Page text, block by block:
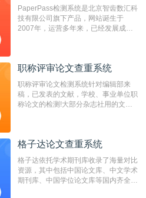
费用少，上手容易，是学生初次论文查
重的推荐系统。
PaperPass检测系统是北京智齿数汇科
技有限公司旗下产品，网站诞生于
2007年，运营多年来，已经发展成为
检测速度快、精度高，市场反映良好。
职称评审论文查重系统
职称评审论文检测系统针对编辑部来
稿，已发表的文献，学校、事业单位职
称论文的检测!大部分杂志社用的文献
编辑部检测来稿和已发表的文献,检测
测时注意填写第一作者,才能排除已发
表文献复制比。（限制字符数1万）
格子达论文查重系统
格子达依托学术期刊库收录了海量对比
资源，其中包括中国论文库、中文学术
期刊库、中国学位论文库等国内齐全的